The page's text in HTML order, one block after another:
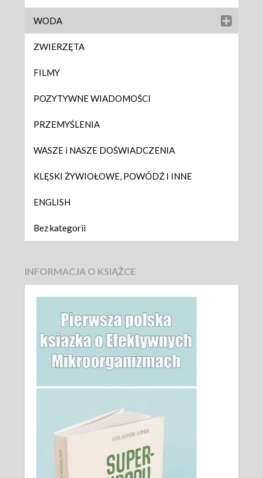
WODA
ZWIERZĘTA
FILMY
POZYTYWNE WIADOMOŚCI
PRZEMYŚLENIA
WASZE i NASZE DOŚWIADCZENIA
KLĘSKI ŻYWIOŁOWE, POWÓDŹ I INNE
ENGLISH
Bez kategorii
INFORMACJA O KSIĄŻCE